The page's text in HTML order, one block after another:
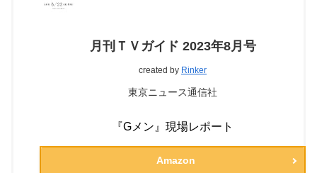
月刊ＴＶガイド 2023年8月号
created by Rinker
東京ニュース通信社
『Gメン』現場レポート
Amazon